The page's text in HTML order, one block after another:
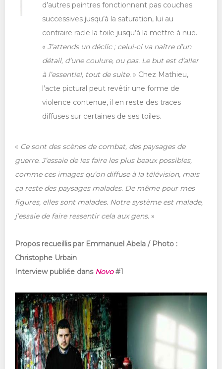
d’autres peintres fonctionnent pas couches
successives jusqu’à la saturation, lui au
contraire racle la toile jusqu’à la mettre à nue.
« J’attends un déclic ; celui-ci va naître d’un
détail, d’une coulure, ou pas. Le but est d’aller
à l’essentiel, tout de suite. » Chez Mathieu,
l’acte pictural peut revêtir une forme de
violence contenue, il en reste des traces
diffuses sur certaines de ses toiles.
« Ce sont des scènes de combat, des paysages de
guerre. J’essaie de les faire les plus beaux possibles,
comme ces images qu’on diffuse à la télévision, mais
ça reste des paysages malades. De même pour mes
figures, elles sont malades. Notre système est malade,
j’essaie de faire ressentir cela aux gens. »
Propos recueillis par Emmanuel Abela / Photo :
Christophe Urbain
Interview publiée dans Novo #1